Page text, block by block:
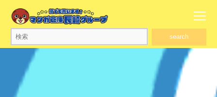
search